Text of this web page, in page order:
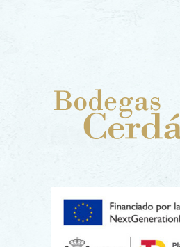
Rotwein ist nicht nur
Getränk; er ist das
Sonne, Regen,
menschlicher
Königsklasse par